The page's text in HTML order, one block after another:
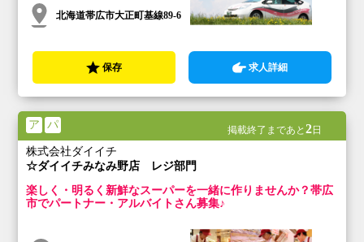
北海道帯広市大正町基線89-6
保存 求人詳細
ア パ 掲載終了まであと 2日
株式会社ダイイチ
☆ダイイチみなみ野店 レジ部門
楽しく・明るく新鮮なスーパーを一緒に作りませんか？帯広
市でパートナー・アルバイトさん募集♪